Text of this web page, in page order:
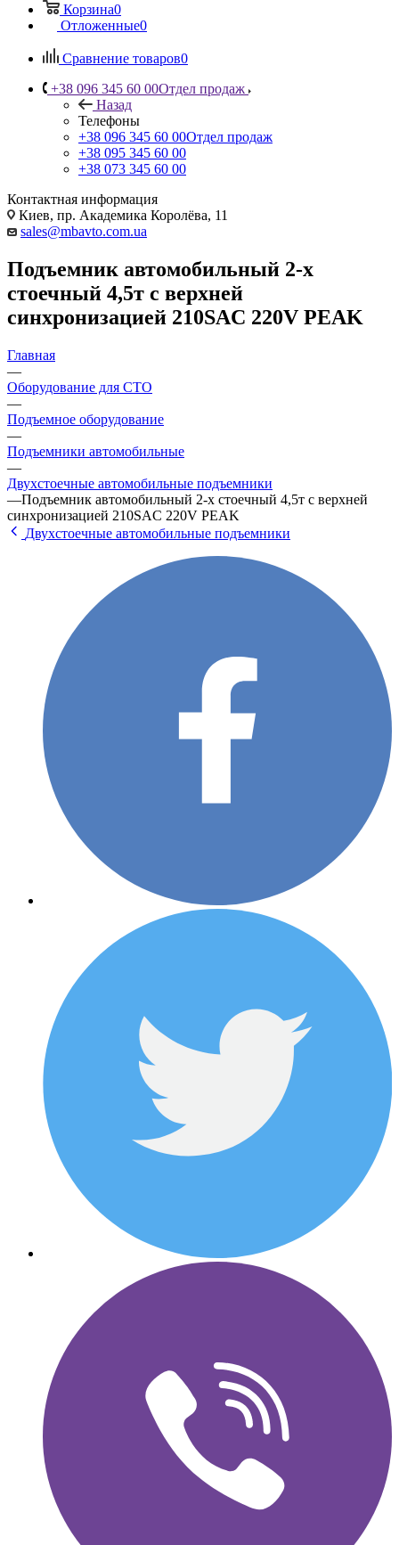
Корзина0
Отложенные0
Сравнение товаров0
+38 096 345 60 00Отдел продаж
Назад
Телефоны
+38 096 345 60 00Отдел продаж
+38 095 345 60 00
+38 073 345 60 00
Контактная информация
Киев, пр. Академика Королёва, 11
sales@mbavto.com.ua
Подъемник автомобильный 2-х
стоечный 4,5т с верхней
синхронизацией 210SAC 220V PEAK
Главная
—
Оборудование для СТО
—
Подъемное оборудование
—
Подъемники автомобильные
—
Двухстоечные автомобильные подъемники
—Подъемник автомобильный 2-х стоечный 4,5т с верхней
синхронизацией 210SAC 220V PEAK
Двухстоечные автомобильные подъемники